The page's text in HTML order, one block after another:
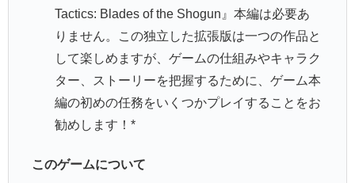
Tactics: Blades of the Shogun』本編は必要あ
りません。この独立した拡張版は一つの作品と
して楽しめますが、ゲームの仕組みやキャラク
ター、ストーリーを把握するために、ゲーム本
編の初めの任務をいくつかプレイすることをお
勧めします！*
このゲームについて